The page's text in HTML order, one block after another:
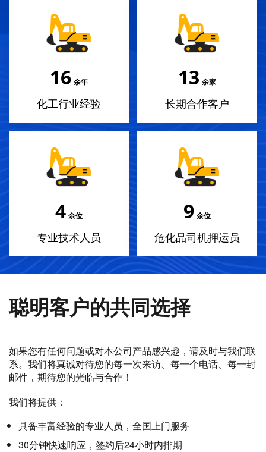
18 余年
化工行业经验
14 余家
长期合作客户
4 余位
专业技术人员
10 余位
危化品司机押运员
聪明客户的共同选择
如果您有任何问题或对本公司产品感兴趣，请及时与我们联
系。我们将真诚对待您的每一次来访、每一个电话、每一封
邮件，期待您的光临与合作！
我们将提供：
具备丰富经验的专业人员，全国上门服务
30分钟快速响应，签约后24小时内排期